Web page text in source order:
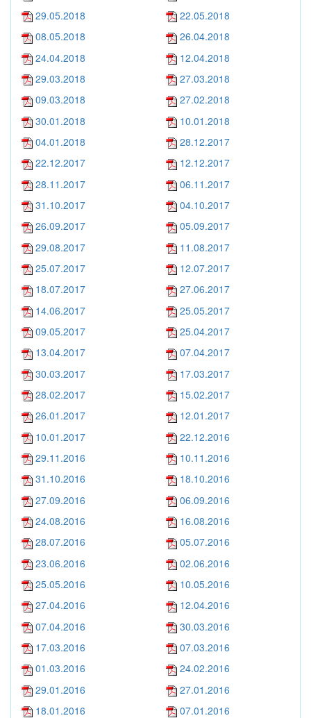
29.05.2018
22.05.2018
08.05.2018
26.04.2018
24.04.2018
12.04.2018
29.03.2018
27.03.2018
09.03.2018
27.02.2018
30.01.2018
10.01.2018
04.01.2018
28.12.2017
22.12.2017
12.12.2017
28.11.2017
06.11.2017
31.10.2017
04.10.2017
26.09.2017
05.09.2017
29.08.2017
11.08.2017
25.07.2017
12.07.2017
18.07.2017
27.06.2017
14.06.2017
25.05.2017
09.05.2017
25.04.2017
13.04.2017
07.04.2017
30.03.2017
17.03.2017
28.02.2017
15.02.2017
26.01.2017
12.01.2017
10.01.2017
22.12.2016
29.11.2016
10.11.2016
31.10.2016
18.10.2016
27.09.2016
06.09.2016
24.08.2016
16.08.2016
28.07.2016
05.07.2016
23.06.2016
02.06.2016
25.05.2016
10.05.2016
27.04.2016
12.04.2016
07.04.2016
30.03.2016
17.03.2016
07.03.2016
01.03.2016
24.02.2016
29.01.2016
27.01.2016
18.01.2016
07.01.2016